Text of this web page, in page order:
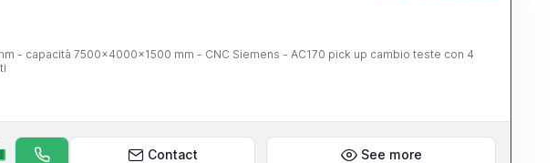
pick up cambio teste con 4
Contact See more